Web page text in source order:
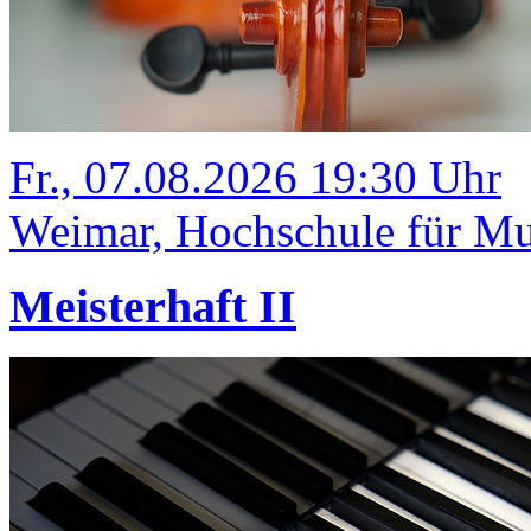
Fr., 07.08.2026 19:30 Uhr
Weimar, Hochschule für
Meisterhaft II